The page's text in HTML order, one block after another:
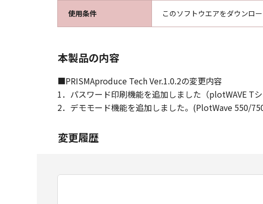
使用条件 このソフトウエアをダウンロ
本製品の内容
■PRISMAproduce Tech Ver.1.0.2の変更内容
1．パスワード印刷機能を追加しました（plotWAVE T
2．デモモード機能を追加しました。(PlotWave 550/
変更履歴